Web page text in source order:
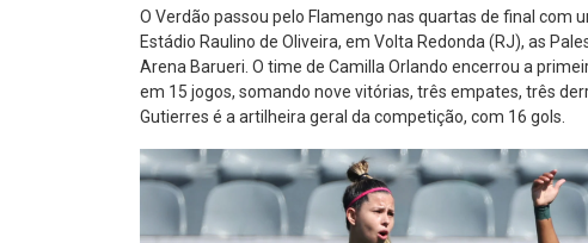
O Verdão passou pelo Flamengo nas quartas de final com
Estádio Raulino de Oliveira, em Volta Redonda (RJ), as
Arena Barueri. O time de Camilla Orlando encerrou a
em 15 jogos, somando nove vitórias, três empates, três
Gutierres é a artilheira geral da competição, com 16 gols.